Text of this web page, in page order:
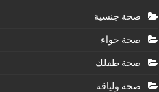
صحة جنسية
صحة حواء
صحة طفلك
صحة ولياقة